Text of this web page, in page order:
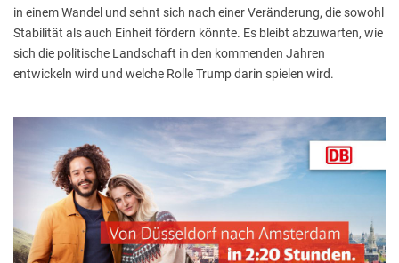
in einem Wandel und sehnt sich nach einer Veränderung, die sowohl
Stabilität als auch Einheit fördern könnte. Es bleibt abzuwarten, wie
sich die politische Landschaft in den kommenden Jahren
entwickeln wird und welche Rolle Trump darin spielen wird.